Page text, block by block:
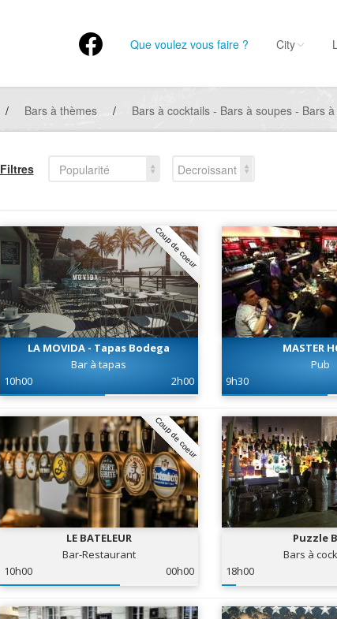
Que voulez vous faire ? City
/ Bars à thèmes / Bars à cocktails - Bars à soupes - Bars
Filtres Popularité
Decroissant
Coup de coeur
LA MOVIDA - Tapas Bodega
Bar à tapas
10h00
2h00
MASTER
Pub
9h30
Coup de coeur
LE BATELEUR
Bar-Restaurant
10h00
00h00
Puzzle
Bars à
18h00